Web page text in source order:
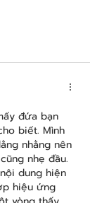
đứa bạn
biết. Mình
nhằng nên
nhẹ đầu.
dung hiện
hiệu ứng